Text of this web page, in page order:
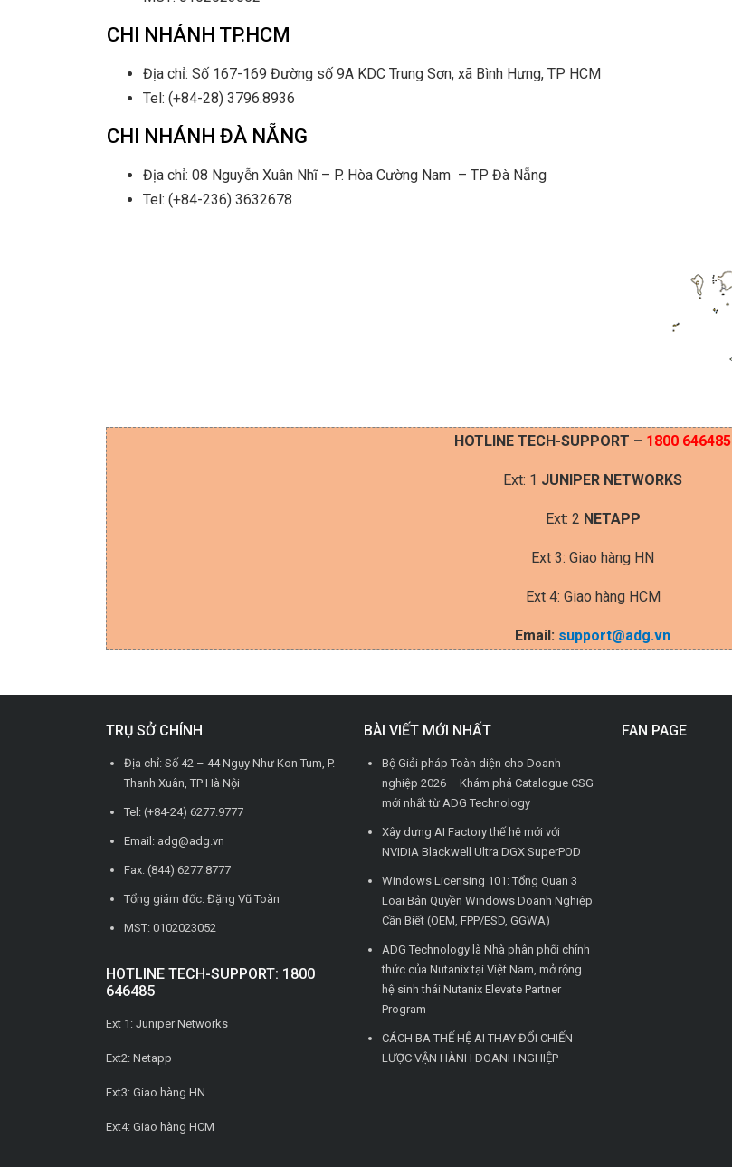
CHI NHÁNH TP.HCM
Địa chỉ: Số 167-169 Đường số 9A KDC Trung Sơn, xã Bình Hưng, TP HCM
Tel: (+84-28) 3796.8936
CHI NHÁNH ĐÀ NẴNG
Địa chỉ: 08 Nguyễn Xuân Nhĩ – P. Hòa Cường Nam – TP Đà Nẵng
Tel: (+84-236) 3632678
HOTLINE TECH-SUPPORT – 1800 646485
Ext: 1 JUNIPER NETWORKS
Ext: 2 NETAPP
Ext 3: Giao hàng HN
Ext 4: Giao hàng HCM
Email: support@adg.vn
TRỤ SỞ CHÍNH
Địa chỉ: Số 42 – 44 Ngụy Như Kon Tum, P.
Thanh Xuân, TP Hà Nội
Tel: (+84-24) 6277.9777
Email: adg@adg.vn
Fax: (844) 6277.8777
Tổng giám đốc: Đặng Vũ Toàn
MST: 0102023052
HOTLINE TECH-SUPPORT: 1800
646485
Ext 1: Juniper Networks
Ext2: Netapp
Ext3: Giao hàng HN
Ext4: Giao hàng HCM
BÀI VIẾT MỚI NHẤT
Bộ Giải pháp Toàn diện cho Doanh
nghiệp 2026 – Khám phá Catalogue CSG
mới nhất từ ADG Technology
Xây dựng AI Factory thế hệ mới với
NVIDIA Blackwell Ultra DGX SuperPOD
Windows Licensing 101: Tổng Quan 3
Loại Bản Quyền Windows Doanh Nghiệp
Cần Biết (OEM, FPP/ESD, GGWA)
ADG Technology là Nhà phân phối chính
thức của Nutanix tại Việt Nam, mở rộng
hệ sinh thái Nutanix Elevate Partner
Program
CÁCH BA THẾ HỆ AI THAY ĐỔI CHIẾN
LƯỢC VẬN HÀNH DOANH NGHIỆP
FAN PAGE